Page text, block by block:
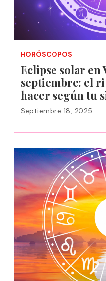
HORÓSCOPOS
Eclipse solar en
septiembre: el
hacer según tu
Septiembre 18, 2025